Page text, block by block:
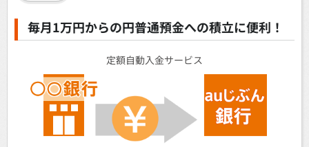
毎月1万円からの円普通預金への積立に便利！
定額自動入金サービス